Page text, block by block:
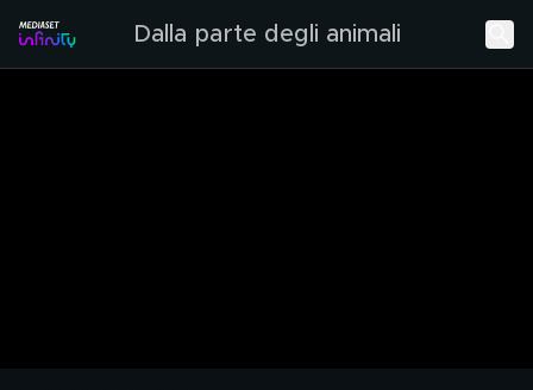
Dalla parte degli animali